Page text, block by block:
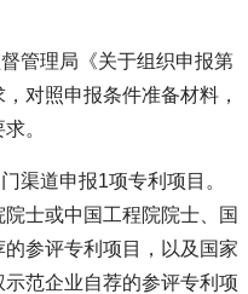
管理局《关于组织申报第
对照申报条件准备材料，
。
渠道申报1项专利项目。
士或中国工程院院士、国
参评专利项目，以及国家
范企业自荐的参评专利项